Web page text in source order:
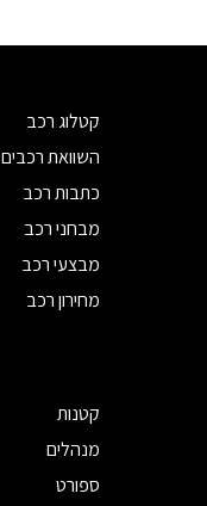
קטלוג רכב
השוואת רכבים
כתבות רכב
מבחני רכב
מבצעי רכב
מחירון רכב
קטנות
מנהלים
ספורט